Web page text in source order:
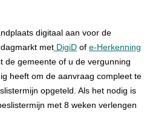
digitaal aan voor de
met DigiD of e-Herkenning
de gemeente of u de vergunning
heeft om de aanvraag compleet te
opgeteld. Als het nodig is
met 8 weken verlengen